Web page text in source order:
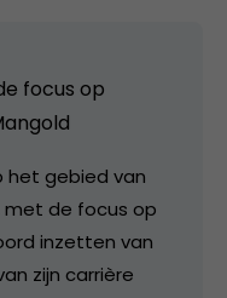
focus op
het gebied van
de focus op
inzetten van
zijn carrière